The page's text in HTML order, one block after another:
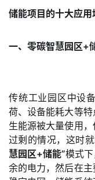
储能项目的十大应用
一、零碳智慧园区+
传统工业园区中设
荷、设备能耗大等
生能源被大量使用
过剩的情况，这时
慧园区+储能”模式
余的电力，然后在